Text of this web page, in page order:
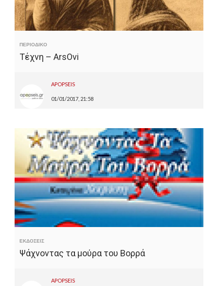
ΠΕΡΙΟΔΙΚΟ
Τέχνη – ArsOvi
APOPSEIS
01/01/2017, 21:58
ΕΚΔΟΣΕΙΣ
Ψάχνοντας τα μούρα του Βορρά
APOPSEIS